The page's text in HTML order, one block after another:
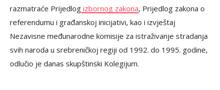
razmatraće Prijedlog izbornog zakona, Prijedlog zakona o
referendumu i građanskoj inicijativi, kao i izvještaj
Nezavisne međunarodne komisije za istraživanje stradanja
svih naroda u srebreničkoj regiji od 1992. do 1995. godine,
odlučio je danas skupštinski Kolegijum.